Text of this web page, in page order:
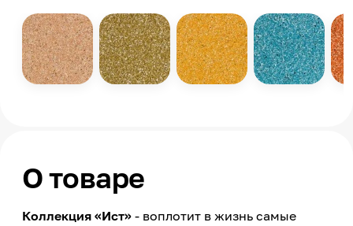
О товаре
Коллекция «Ист» - воплотит в жизнь самые